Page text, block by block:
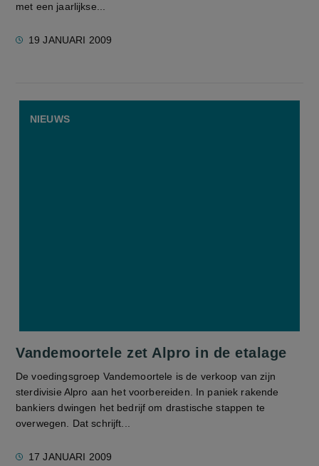
met een jaarlijkse...
19 JANUARI 2009
Vandemoortele zet Alpro in de etalage
De voedingsgroep Vandemoortele is de verkoop van zijn
sterdivisie Alpro aan het voorbereiden. In paniek rakende
bankiers dwingen het bedrijf om drastische stappen te
overwegen. Dat schrijft...
17 JANUARI 2009
NIEUWS